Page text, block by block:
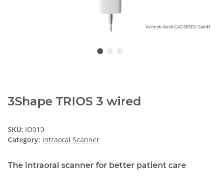
3Shape TRIOS 3 wired
SKU: IO010
Category: Intraoral Scanner
The intraoral scanner for better patient care